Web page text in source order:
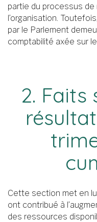
partie du processus
l’organisation.
par le Parlement
comptabilité axée sur
2. Faits
Cette section met en
ont contribué à
des ressources